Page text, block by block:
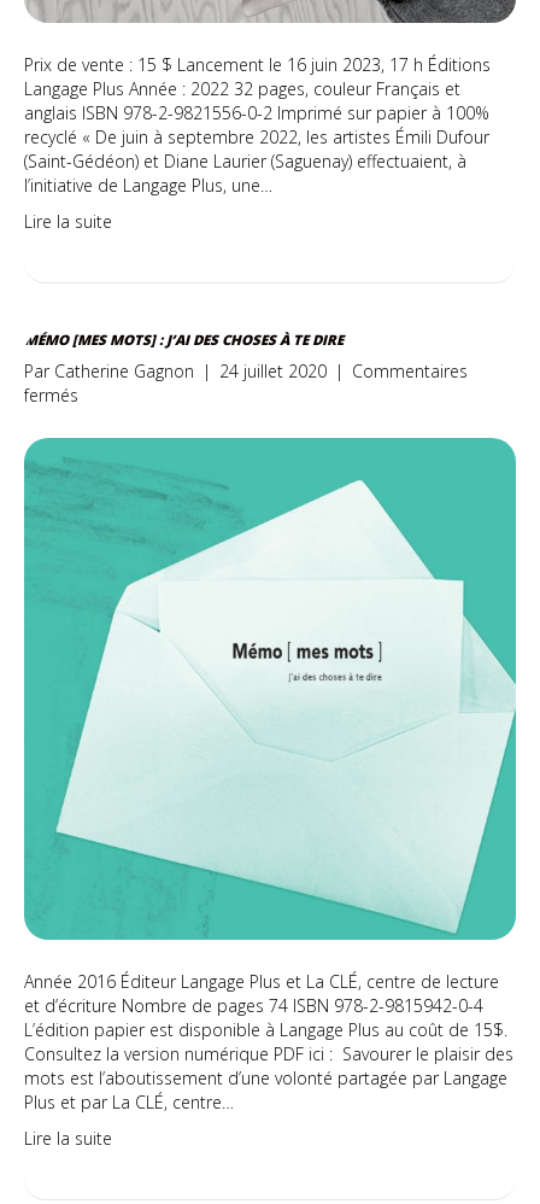
Prix de vente : 15 $ Lancement le 16 juin 2023, 17 h Éditions
Langage Plus Année : 2022 32 pages, couleur Français et
anglais ISBN 978-2-9821556-0-2 Imprimé sur papier à 100%
recyclé « De juin à septembre 2022, les artistes Émili Dufour
(Saint-Gédéon) et Diane Laurier (Saguenay) effectuaient, à
l’initiative de Langage Plus, une…
Lire la suite
MÉMO [MES MOTS] : J’AI DES CHOSES À TE DIRE
Par Catherine Gagnon | 24 juillet 2020 | Commentaires
fermés
[mes
J’ai
des
dire
Année 2016 Éditeur Langage Plus et La CLÉ, centre de lecture
et d’écriture Nombre de pages 74 ISBN 978-2-9815942-0-4
L’édition papier est disponible à Langage Plus au coût de 15$.
Consultez la version numérique PDF ici : Savourer le plaisir des
mots est l’aboutissement d’une volonté partagée par Langage
Plus et par La CLÉ, centre…
Lire la suite